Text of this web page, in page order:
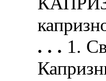
. . . 1.